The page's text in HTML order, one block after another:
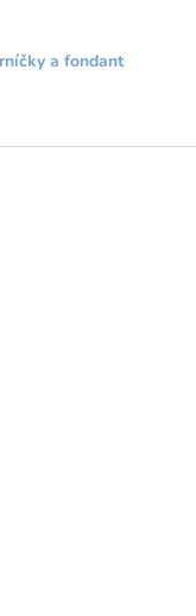
a fondant